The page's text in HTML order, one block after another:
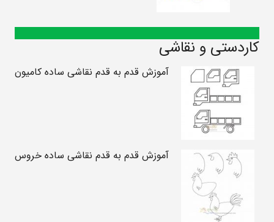
کاردستی و نقاشی
آموزش قدم به قدم نقاشی ساده کامیون
آموزش قدم به قدم نقاشی ساده خروس